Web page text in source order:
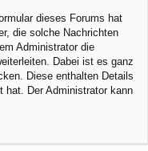
dieses Forums hat
die solche Nachrichten
Administrator die
Dabei ist es ganz
Diese enthalten Details
hat. Der Administrator kann